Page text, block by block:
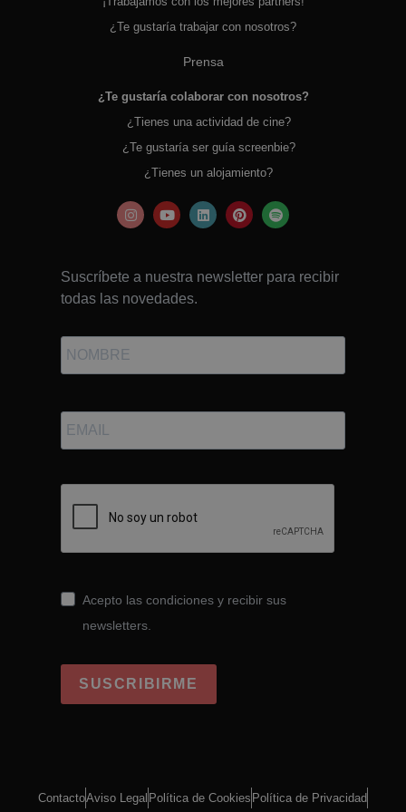
¿Te gustaría trabajar con nosotros?
Prensa
¿Te gustaría colaborar con nosotros?
¿Tienes una actividad de cine?
¿Te gustaría ser guía screenbie?
¿Tienes un alojamiento?
Suscríbete a nuestra newsletter para recibir
todas las novedades.
Acepto las condiciones y recibir sus
newsletters.
SUSCRIBIRME
ContactoAviso Legal Política de Cookies Política de Privacidad